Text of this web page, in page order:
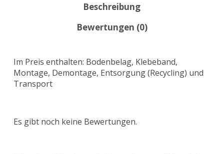
Beschreibung
Bewertungen (0)
Im Preis enthalten: Bodenbelag, Klebeband,
Montage, Demontage, Entsorgung (Recycling) und
Transport
Es gibt noch keine Bewertungen.